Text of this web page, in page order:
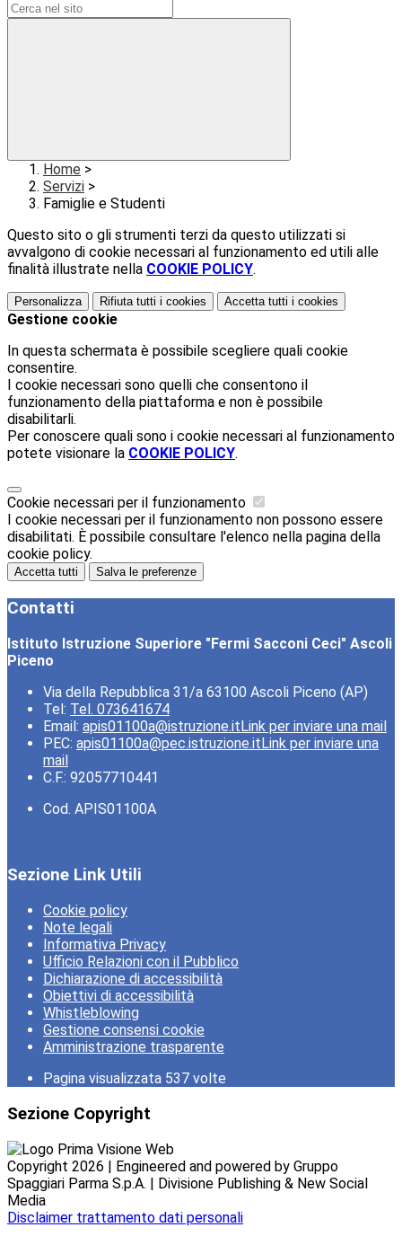
Home >
Servizi >
Famiglie e Studenti
Questo sito o gli strumenti terzi da questo utilizzati si
avvalgono di cookie necessari al funzionamento ed utili alle
finalità illustrate nella COOKIE POLICY.
Personalizza Rifiuta tutti i cookies Accetta tutti i cookies
Gestione cookie
In questa schermata è possibile scegliere quali cookie
consentire.
I cookie necessari sono quelli che consentono il
funzionamento della piattaforma e non è possibile
disabilitarli.
Per conoscere quali sono i cookie necessari al funzionamento
potete visionare la COOKIE POLICY.
Cookie necessari per il funzionamento
I cookie necessari per il funzionamento non possono essere
disabilitati. È possibile consultare l'elenco nella pagina della
cookie policy.
Accetta tutti Salva le preferenze
Contatti
Istituto Istruzione Superiore "Fermi Sacconi Ceci" Ascoli
Piceno
Via della Repubblica 31/a 63100 Ascoli Piceno (AP)
Tel: Tel. 073641674
Email: apis01100a@istruzione.itLink per inviare una mail
PEC: apis01100a@pec.istruzione.itLink per inviare una
mail
C.F.: 92057710441
Cod. APIS01100A
Sezione Link Utili
Cookie policy
Note legali
Informativa Privacy
Ufficio Relazioni con il Pubblico
Dichiarazione di accessibilità
Obiettivi di accessibilità
Whistleblowing
Gestione consensi cookie
Amministrazione trasparente
Pagina visualizzata 537 volte
Sezione Copyright
Copyright 2026 | Engineered and powered by Gruppo
Spaggiari Parma S.p.A. | Divisione Publishing & New Social
Media
Disclaimer trattamento dati personali